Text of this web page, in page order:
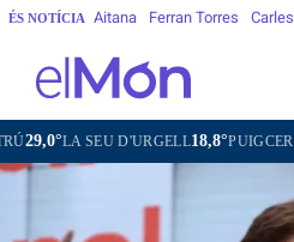
ÉS NOTÍCIA Aitana Ferran Torres
SEU D'URGELL18,8°PUIGCERDÀ16,0°